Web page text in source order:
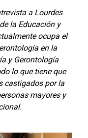
a Lourdes
la Educación y
ocupa el
en la
y Gerontología
lo que tiene que
castigados por la
mayores y